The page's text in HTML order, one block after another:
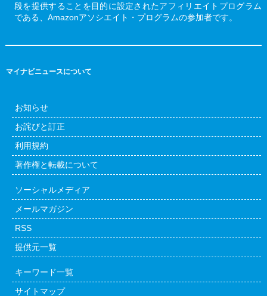
段を提供することを目的に設定されたアフィリエイトプログラム
である、Amazonアソシエイト・プログラムの参加者です。
マイナビニュースについて
お知らせ
お詫びと訂正
利用規約
著作権と転載について
ソーシャルメディア
メールマガジン
RSS
提供元一覧
キーワード一覧
サイトマップ